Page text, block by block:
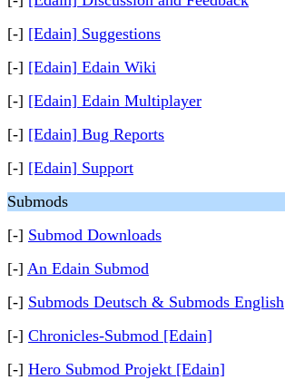
[-] [Edain] Suggestions
[-] [Edain] Edain Wiki
[-] [Edain] Edain Multiplayer
[-] [Edain] Bug Reports
[-] [Edain] Support
Submods
[-] Submod Downloads
[-] An Edain Submod
[-] Submods Deutsch & Submods English
[-] Chronicles-Submod [Edain]
[-] Hero Submod Projekt [Edain]